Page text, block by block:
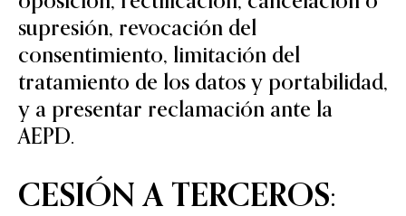
supresión, revocación del
consentimiento, limitación del
tratamiento de los datos y portabilidad,
y a presentar reclamación ante la
AEPD.
CESIÓN A TERCEROS: